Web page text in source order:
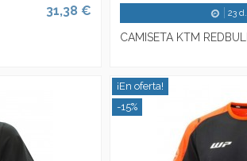
31,38 € 23d.
CAMISETA KTM REDBULL
¡En oferta!
-15%